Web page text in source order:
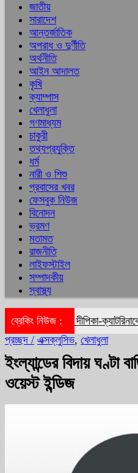
জাতীয়
সারাদেশ
আন্তর্জাতিক
অপরাধ ও দুর্ণীতি
অর্থনীতি
আইন আদালত
কৃষি
ক্যাম্পাস
খেলাধুলা
গণমাধ্যম
চাকুরী
তথ্যপ্রযুক্তি
ধর্ম
নারী ও শিশু
প্রবাসের খবর
ফেসবুক নিউজ
বিনোদন
ভ্রমণ
মতামত
রাজনীতি
লাইফস্টাইল
সম্পাদকীয়
স্বাস্থ্য
ব্রেকিং নিউজ :দীপিকা-ক্যাটরিনাকে
প্রচ্ছদ / এক্সক্লুসিভ, খেলাধুলা
ইংল্যান্ডের বিদায় ঘণ্টা
ওয়েস্ট ইন্ডিজ